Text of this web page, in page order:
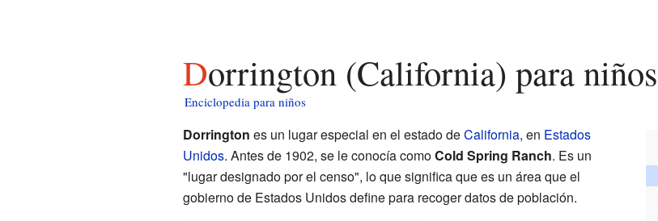
Dorrington (California) para niños
Enciclopedia para niños
Dorrington es un lugar especial en el estado deCalifornia, en Estados
Unidos. Antes de 1902, se le conocía comoCold Spring Ranch. Es un
"lugar designado por el censo", lo que significa que es un área que el
gobierno de Estados Unidos define para recoger datos de población.